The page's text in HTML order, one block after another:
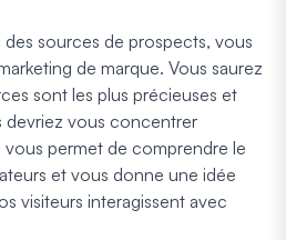
sources de prospects, vous
de marque. Vous saurez
sont les plus précieuses et
devriez vous concentrer
vous permet de comprendre le
et vous donne une idée
visiteurs interagissent avec